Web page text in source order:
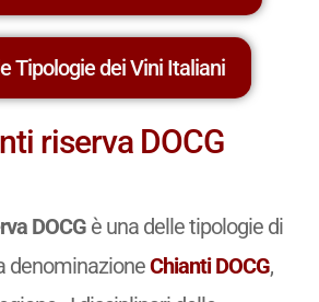
Tipologie dei Vini Italiani
riserva DOCG
DOCGè una delle tipologie di
denominazioneChianti DOCG,